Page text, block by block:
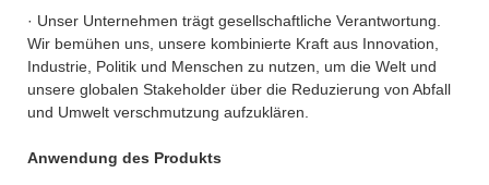
· Unser Unternehmen trägt gesellschaftliche Verantwortung.
Wir bemühen uns, unsere kombinierte Kraft aus Innovation,
Industrie, Politik und Menschen zu nutzen, um die Welt und
unsere globalen Stakeholder über die Reduzierung von Abfall
und Umwelt verschmutzung aufzuklären.
Anwendung des Produkts